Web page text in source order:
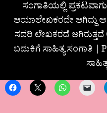
ಸಂಗಾತಿಯಲ್ಲಿ
ಆಯಾಲೇಖಕರದೇ ಆಗಿದ್ದು
ಸದರಿ ಲೇಖಕರದೆ
ಬದುಕಿಗೆ ಸಾಹಿತ್ಯ ಸಂಗಾತಿ |